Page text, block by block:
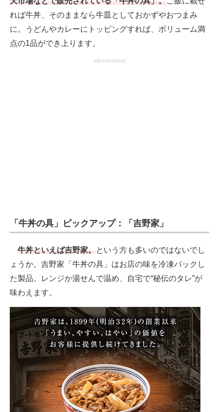
製造業のIT導入・活用を支援
モノづくり技術者専門サイト
エレクトロニクス専門サイト
れば牛丼、そのままなら牛皿としておかずやおつまみ
に。うどんやカレーにトッピングすれば、ボリューム満
点の1品ができ上ります。
advertisement
「牛丼の具」ピックアップ：「吉野家」
牛丼といえば吉野家。という方も多いのではないでし
ょうか。吉野家「牛丼の具」はお店の味を冷凍パックし
た製品。レンジか湯せんで温め、自宅で“秘伝のタレ”が
味わえます。